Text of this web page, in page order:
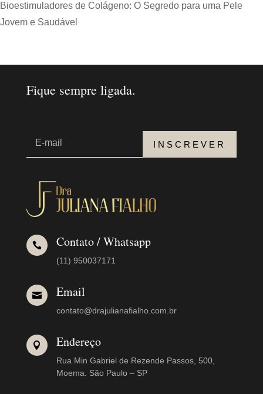
Bioestimuladores de Colágeno: O Segredo para uma Pele
Jovem e Saudável
Fique sempre ligada.
INSCREVER
 Contato / Whatsapp
(11) 950037171
 Email
contato@drajulianafialho.com.br
 Endereço
Rua Min Gabriel de Rezende Passos, 500,
Moema. São Paulo – SP